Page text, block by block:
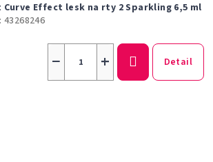
Effect lesk na rty 2 Sparkling 6,5 ml
43268246
+
− Detail